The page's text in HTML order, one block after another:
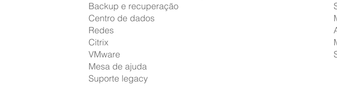
Backup e recuperação
Centro de dados
Redes
Citrix
VMware
Mesa de ajuda
Suporte legacy